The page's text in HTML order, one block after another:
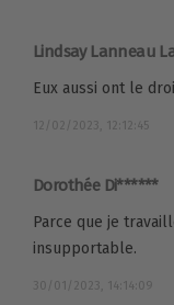
Lindsay Lanneau
Eux aussi ont le
12/02/2023, 12:12:45
Dorothée Di******
Parce que je
insupportable.
30/01/2023, 14:14:09